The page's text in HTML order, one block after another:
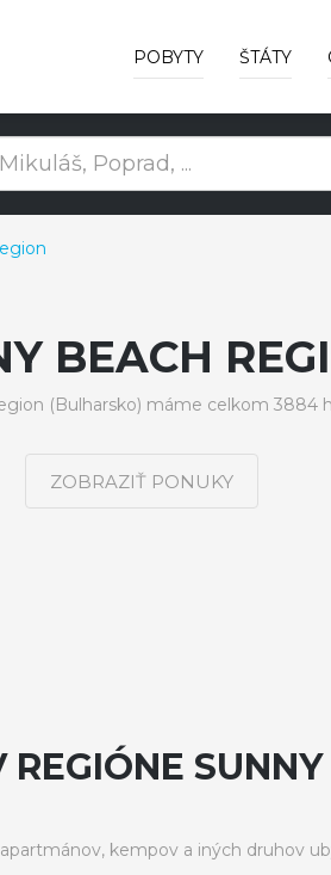
POBYTY ŠTÁTY
BEACH
(Bulharsko) máme celkom 3884
ZOBRAZIŤ PONUKY
kempov a iných druhov